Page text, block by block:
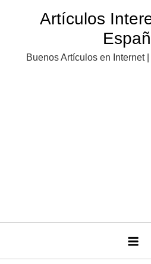
Artículos
Buenos Artículos en Internet